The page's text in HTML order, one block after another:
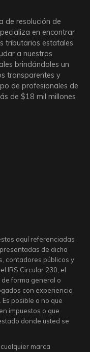
de resolución de
en encontrar
tributarios estatales
a nuestros
brindándoles un
transparentes y
de profesionales de
de$18 mil millones
aquí referenciadas
de dicha
contadores públicos y
IRS Circular 230, el
forma general o
con experiencia
posible o no que
impuestos o que
donde usted se
marca